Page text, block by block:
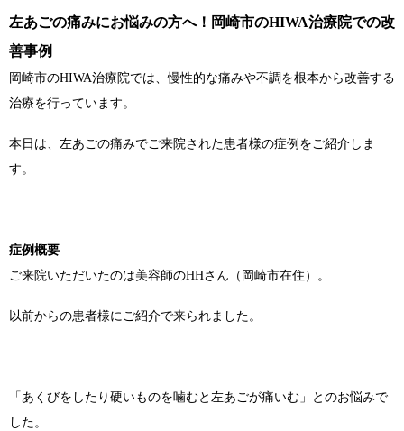
左あごの痛みにお悩みの方へ！岡崎市のHIWA治療院での改
善事例
岡崎市のHIWA治療院では、慢性的な痛みや不調を根本から改善する
治療を行っています。
本日は、左あごの痛みでご来院された患者様の症例をご紹介しま
す。
症例概要
ご来院いただいたのは美容師のHHさん（岡崎市在住）。
以前からの患者様にご紹介で来られました。
「あくびをしたり硬いものを噛むと左あごが痛いむ」とのお悩みで
した。